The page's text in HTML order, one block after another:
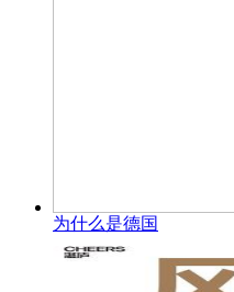
为什么是德国